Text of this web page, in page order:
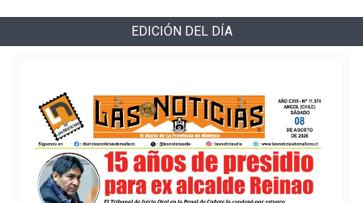
EDICIÓN DEL DÍA